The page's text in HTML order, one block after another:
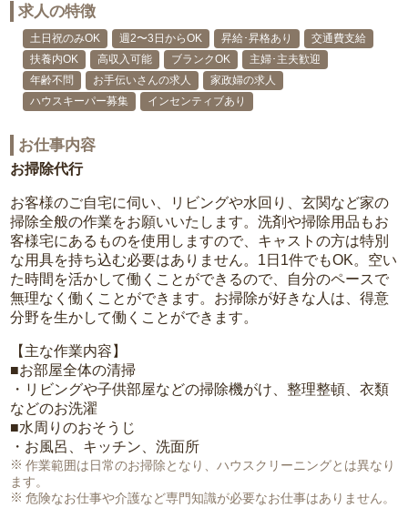
求人の特徴
土日祝のみOK 週2〜3日からOK 昇給･昇格あり
交通費支給
扶養内OK
高収入可能 ブランクOK
主婦･主夫歓迎
年齢不問
お手伝いさんの求人
家政婦の求人
ハウスキーパー募集
インセンティブあり
お仕事内容
お掃除代行
お客様のご自宅に伺い、リビングや水回り、玄関など家の
掃除全般の作業をお願いいたします。洗剤や掃除用品もお
客様宅にあるものを使用しますので、キャストの方は特別
な用具を持ち込む必要はありません。1日1件でもOK。空い
た時間を活かして働くことができるので、自分のペースで
無理なく働くことができます。お掃除が好きな人は、得意
分野を生かして働くことができます。
【主な作業内容】
■お部屋全体の清掃
・リビングや子供部屋などの掃除機がけ、整理整頓、衣類
などのお洗濯
■水周りのおそうじ
・お風呂、キッチン、洗面所
作業範囲は日常のお掃除となり、ハウスクリーニングとは異なり
ます。
危険なお仕事や介護など専門知識が必要なお仕事はありません。